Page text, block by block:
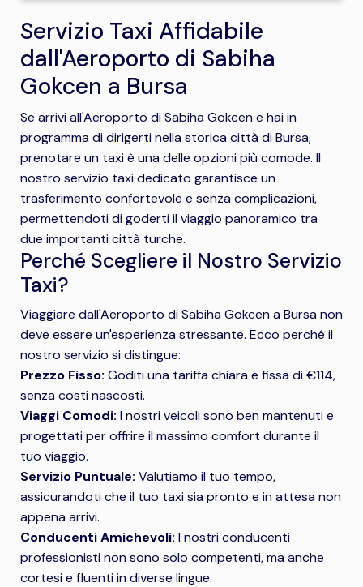
Servizio Taxi Affidabile
dall'Aeroporto di Sabiha
Gokcen a Bursa
Se arrivi all'Aeroporto di Sabiha Gokcen e hai in
programma di dirigerti nella storica città di Bursa,
prenotare un taxi è una delle opzioni più comode. Il
nostro servizio taxi dedicato garantisce un
trasferimento confortevole e senza complicazioni,
permettendoti di goderti il viaggio panoramico tra
due importanti città turche.
Perché Scegliere il Nostro Servizio
Taxi?
Viaggiare dall'Aeroporto di Sabiha Gokcen a Bursa non
deve essere un'esperienza stressante. Ecco perché il
nostro servizio si distingue:
Prezzo Fisso: Goditi una tariffa chiara e fissa di €114,
senza costi nascosti.
Viaggi Comodi: I nostri veicoli sono ben mantenuti e
progettati per offrire il massimo comfort durante il
tuo viaggio.
Servizio Puntuale: Valutiamo il tuo tempo,
assicurandoti che il tuo taxi sia pronto e in attesa non
appena arrivi.
Conducenti Amichevoli: I nostri conducenti
professionisti non sono solo competenti, ma anche
cortesi e fluenti in diverse lingue.